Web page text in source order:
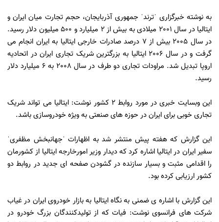
به نوشته خبرگزاری ˈترندˈ جمهوری آذربایجان، حجم تجارت میان ایران و
ایتالیا در سال 2001 میلادی به بیش از 2 میلیارد و 500 میلیون دلار رسید.
در سال 2005 بیش از 7 درصد صادرات خارجی ایتالیا به ایران انجام می
گرفت و در سال 2006 ایتالیا به بزرگترین شریک تجاری ایران در اتحادیه
اروپا تبدیل شد. مراودات تجاری دو طرف در سال 2008 به 6 میلیارد دلار
رسید.
این وبسایت خبری در مورد روابط 2 کشور نوشت: ایتالیا می تواند شریک
تجاری خوبی برای ایران در حوزه های صنعتی به ویژه خودروسازی باشد.
این گزارش که هفته پیش منتشر شد به اظهارات ˈجهانبخش مظفریˈ
سفیر ایران در ایتالیا اشاره کرد که دیدار وزیر امورخارجه ایتالیا از کشورمان
را اقدامی مثبت و بسیار سازنده در گشودن صفحه ای جدید در روابط دو
کشور ارزیابی کرده بود.
این گزارش با اشاره ی ضمنی به نگاه ایتالیا به بازار خودروی ایران در غیاب
شرکت های فرانسوی نوشت: فیات که از تولیدکنندگان بزرگ خودرو در